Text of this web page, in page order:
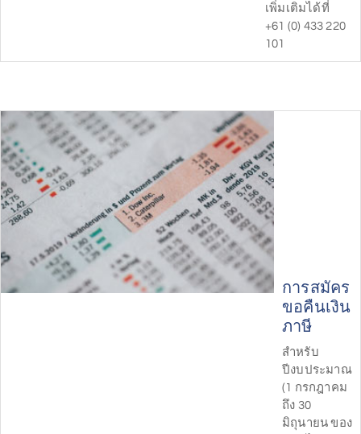
เพิ่มเติมได้ที่
+61 (0) 433 220
101
การสมัคร
ขอคืนเงิน
ภาษี
สำหรับ
ปีงบประมาณ
(1 กรกฎาคม
ถึง 30
มิถุนายน ของ